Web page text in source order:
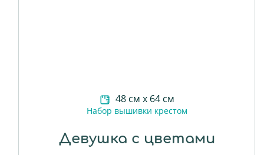
48 см х 64 см
Набор вышивки крестом
Девушка с цветами